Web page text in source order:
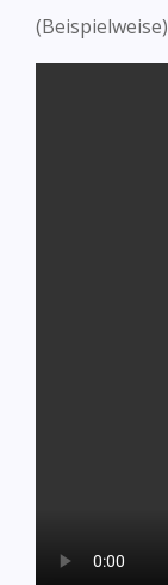
(Beispielweise)